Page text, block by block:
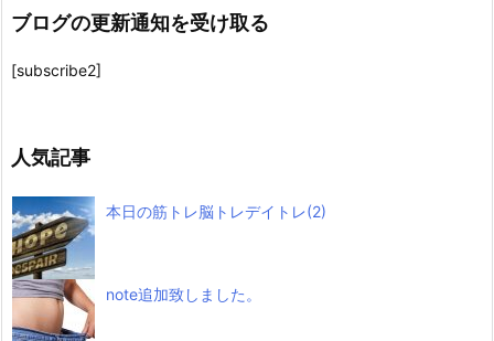
ブログの更新通知を受け取る
[subscribe2]
人気記事
本日の筋トレ脳トレデイトレ(2)
note追加致しました。